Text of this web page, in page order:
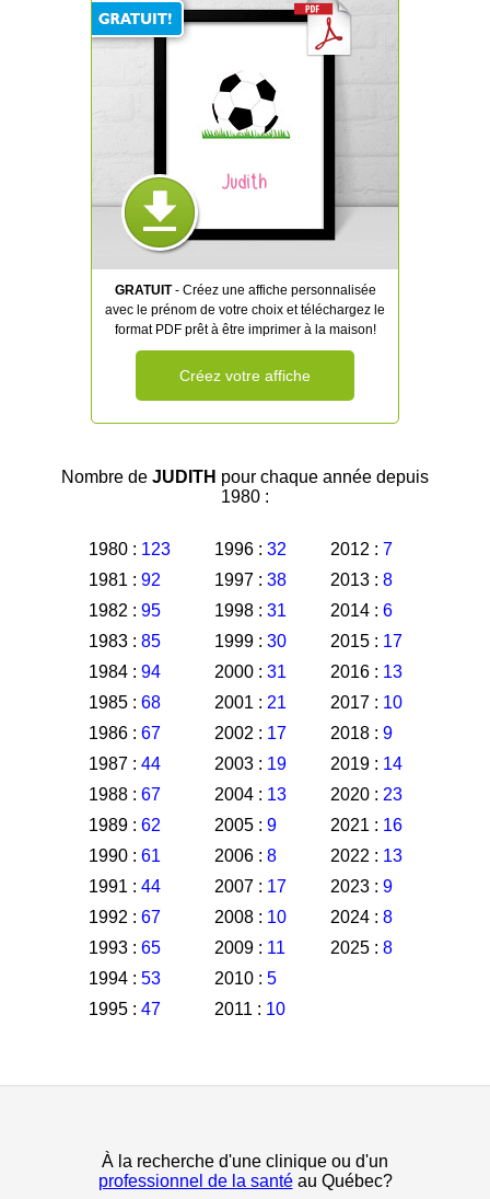
Judith
GRATUIT- Créez une affiche personnalisée
avec le prénom de votre choix et téléchargez le
format PDF prêt à être imprimer à la maison!
Créez votre affiche
Nombre de JUDITH pour chaque année depuis
1980 :
1980 : 123
1981 : 92
1982 : 95
1983 : 85
1984 : 94
1985 : 68
1986 : 67
1987 : 44
1988 : 67
1989 : 62
1990 : 61
1991 : 44
1992 : 67
1993 : 65
1994 : 53
1995 : 47
1996 : 32
1997 : 38
1998 : 31
1999 : 30
2000 : 31
2001 : 21
2002 : 17
2003 : 19
2004 : 13
2005 : 9
2006 : 8
2007 : 17
2008 : 10
2009 : 11
2010 : 5
2011 : 10
2012 : 7
2013 : 8
2014 : 6
2015 : 17
2016 : 13
2017 : 10
2018 : 9
2019 : 14
2020 : 23
2021 : 16
2022 : 13
2023 : 9
2024 : 8
2025 : 8
À la recherche d'une clinique ou d'un
professionnel de la santéau Québec?